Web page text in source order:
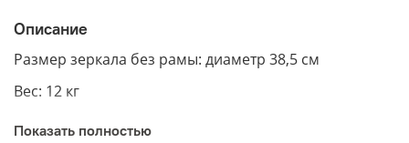
Описание
Размер зеркала без рамы: диаметр 38,5 см
Вес: 12 кг
Показать полностью